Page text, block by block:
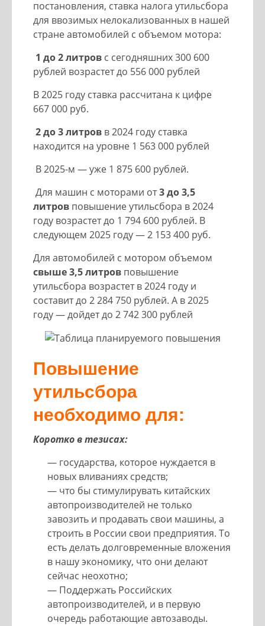
постановления, ставка налога утильсбора
для ввозимых нелокализованных в нашей
стране автомобилей с объемом мотора:
1 до 2 литров с сегодняшних 300 600
рублей возрастет до 556 000 рублей
В 2025 году ставка рассчитана к цифре
667 000 руб.
2 до 3 литров в 2024 году ставка
находится на уровне 1 563 000 рублей
В 2025-м — уже 1 875 600 рублей.
Для машин с моторами от3 до 3,5
литров повышение утильсбора в 2024
году возрастет до 1 794 600 рублей. В
следующем 2025 году — 2 153 400 руб.
Для автомобилей с мотором объемом
свыше 3,5 литров повышение
утильсбора возрастет в 2024 году и
составит до 2 284 750 рублей. А в 2025
году — дойдет до 2 742 300 рублей
Повышение
утильсбора
необходимо для:
Коротко в тезисах:
— государства, которое нуждается в
новых вливаниях средств;
— что бы стимулирувать китайских
автопроизводителей не только
завозить и продавать свои машины, а
строить в России свои предприятия. То
есть делать долговременные вложения
в нашу экономику, что они делают
сейчас неохотно;
— Поддержать Российских
автопроизводителей, и в первую
очередь работающие автозаводы.